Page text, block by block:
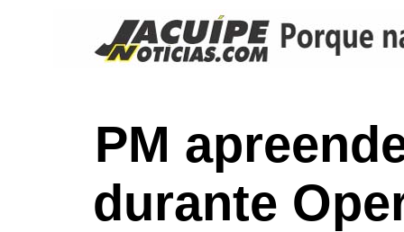
PM
durante